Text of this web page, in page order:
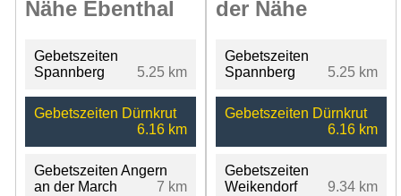
Nähe Ebenthal
Gebetszeiten
Spannberg
5.25 km
Gebetszeiten Dürnkrut
6.16 km
Gebetszeiten Angern
an der March
7 km
der Nähe
Gebetszeiten
Spannberg
5.25 km
Gebetszeiten Dürnkrut
6.16 km
Gebetszeiten
Weikendorf
9.34 km